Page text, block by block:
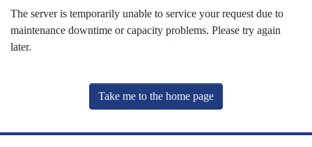
The server is temporarily unable to service your request due to
maintenance downtime or capacity problems. Please try again
later.
Take me to the home page